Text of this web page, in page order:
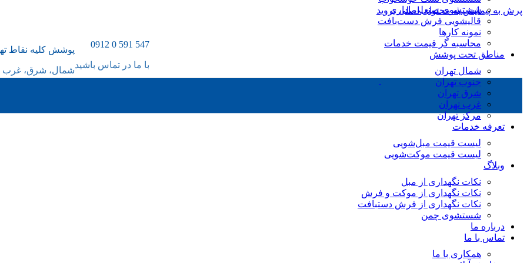
پرش به پیمایشبه محتوای اصلی بروید
547 591 0 0912
با ما در تماس باشید
پوشش کلیه نقاط
شمال، شرق، غرب
شستشوی صندلی اداری
قالیشویی فرش دست‌بافت
نمونه کارها
محاسبه گر قیمت خدمات
مناطق تحت پوشش
شمال تهران
جنوب تهران
شرق تهران
غرب تهران
مرکز تهران
تعرفه خدمات
لیست قیمت مبل‌شویی
لیست قیمت موکت‌شویی
وبلاگ
نکات نگهداری از مبل
نکات نگهداری از موکت و فرش
نکات نگهداری از فرش دستبافت
شستشوی چمن
درباره ما
تماس با ما
همکاری با ما